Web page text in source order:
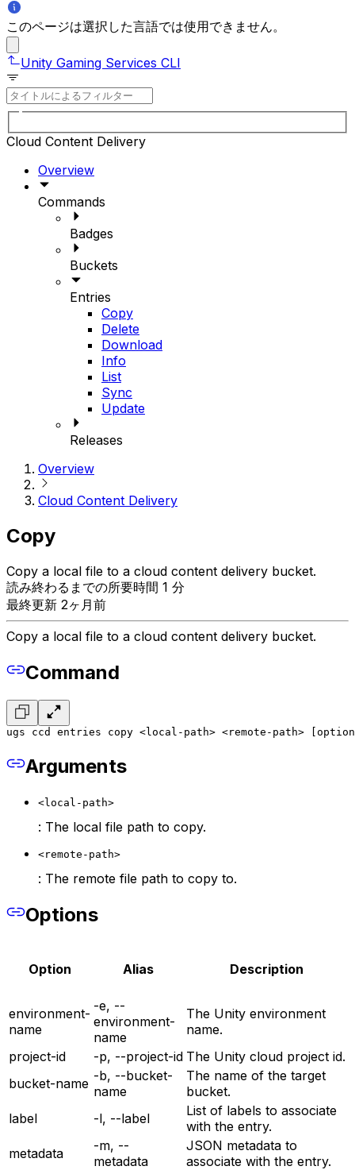
このページは選択した言語では使用できません。
Unity Gaming Services CLI
Cloud Content Delivery
Overview
Commands
Badges
Buckets
Entries
Copy
Delete
Download
Info
List
Sync
Update
Releases
Overview
Cloud Content Delivery
Copy
Copy a local file to a cloud content delivery bucket.
読み終わるまでの所要時間 1 分
最終更新 2ヶ月前
Copy a local file to a cloud content delivery bucket.
Command
ugs ccd entries copy <local-path> <remote-path>
Arguments
<local-path>
: The local file path to copy.
<remote-path>
: The remote file path to copy to.
Options
Option Alias Description
environment-
name
-e, --
environment-
name
The Unity environment
name.
project-id
-p, --project-id The Unity cloud project id.
bucket-name -b, --bucket-
name
The name of the target
bucket.
label
-l, --label
List of labels to associate
with the entry.
metadata
-m, --
metadata
JSON metadata to
associate with the entry.